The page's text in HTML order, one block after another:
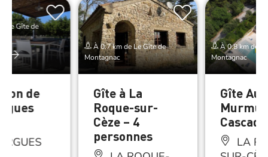
Le Gîte de
de
À 0.7 km de Le Gîte de
Montagnac
Gîte à La
Roque-sur-
Cèze – 4
personnes
À 0.8 km de
Montagnac
Gîte Au
LA